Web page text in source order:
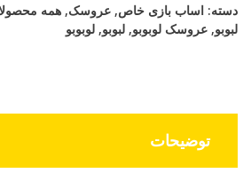
دسته: اساب بازی خاص, عروسک, همه
لبوبو, عروسک لوبوبو, لبوبو, لوبوبو
توضیحات